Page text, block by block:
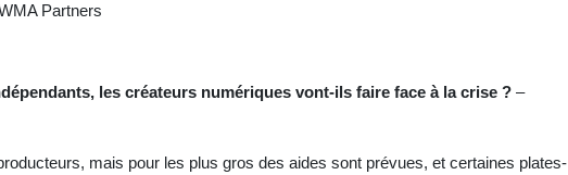
Partners
les créateurs numériques vont-ils faire face à la crise ? –
mais pour les plus gros des aides sont prévues, et certaines plates-